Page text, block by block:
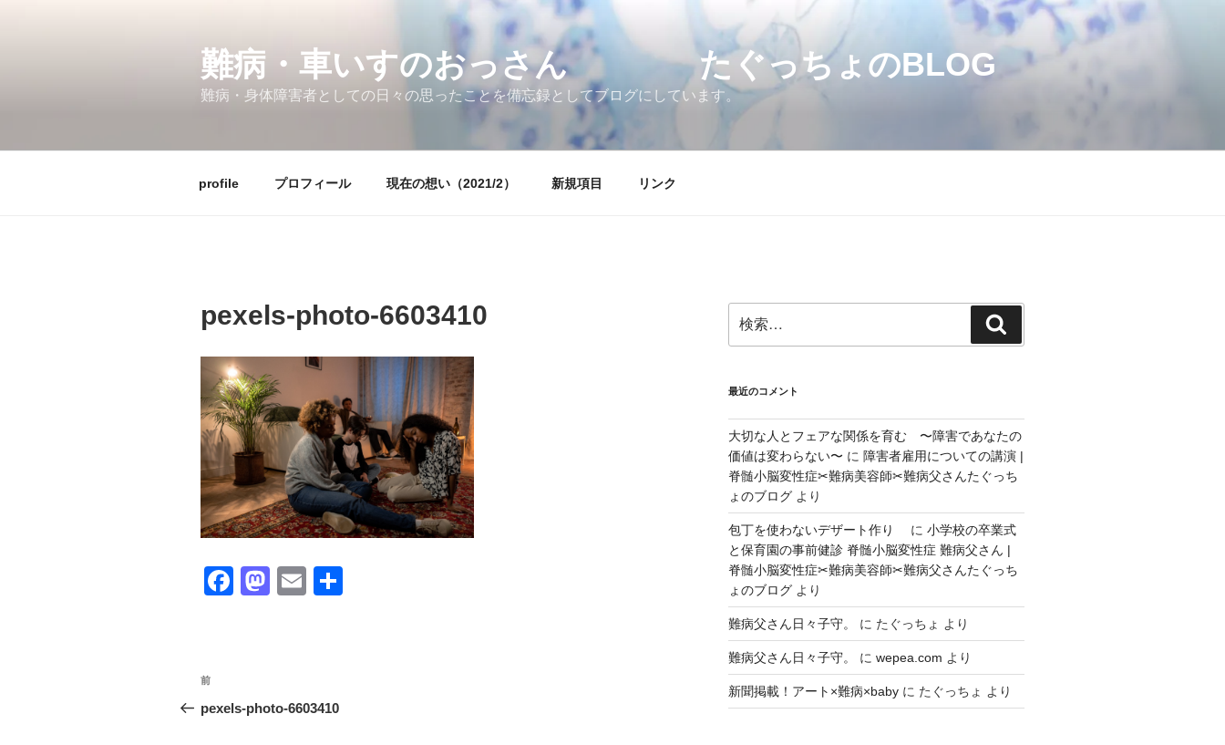
難病・車いすのおっさん たぐっちょのBLOG
難病・身体障害者としての日々の思ったことを備忘録としてブログにしています。
profile プロフィール 現在の想い（2021/2） 新規項目 リンク
pexels-photo-6603410
F
b
o
M
d
E
投
稿
前
の
前
pexels-photo-6603410
索:
索
最近のコメント
大切な人とフェアな関係を育む 〜障害であなたの
価値は変わらない〜 に 障害者雇用についての講演 |
脊髄小脳変性症✂︎難病美容師✂︎難病父さんたぐっち
ょのブログより
包丁を使わないデザート作り に 小学校の卒業式
と保育園の事前健診 脊髄小脳変性症 難病父さん |
脊髄小脳変性症✂︎難病美容師✂︎難病父さんたぐっち
ょのブログより
難病父さん日々子守。 に たぐっちょ より
難病父さん日々子守。 に wepea.com より
新聞掲載！アート×難病×babyに たぐっちょ より